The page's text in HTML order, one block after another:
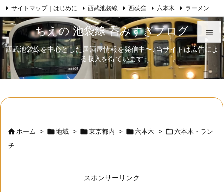
ちえの 池袋線 呑みすぎブログ
西武池袋線を中心とした居酒屋情報を発信中〜♪当サイトは広告によ
る収入を得ています


メニュ


サイトマップ｜はじめに 西武池袋線 西荻窪 六本木 ラーメン
日本酒 歌舞伎 自己紹介 RSS Feedly
ホーム > 地域 > 東京都内 > 六本木 > 六本木・ラン
チ
スポンサーリンク